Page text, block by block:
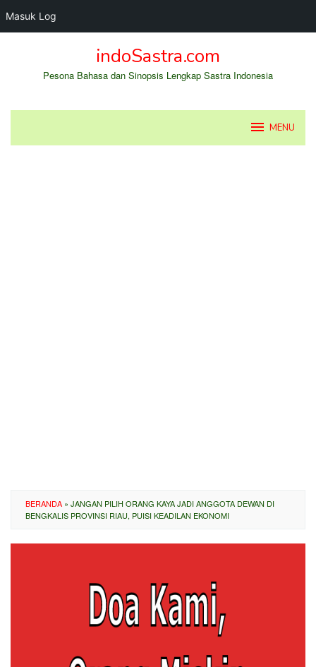
Masuk Log
indoSastra.com
Pesona Bahasa dan Sinopsis Lengkap Sastra Indonesia
MENU
BERANDA » JANGAN PILIH ORANG KAYA JADI ANGGOTA DEWAN DI
BENGKALIS PROVINSI RIAU, PUISI KEADILAN EKONOMI